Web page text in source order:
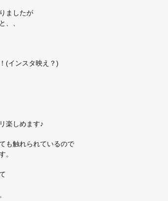
ましたが
、、
(インスタ映え？)
楽しめます♪
も触れられているので
。